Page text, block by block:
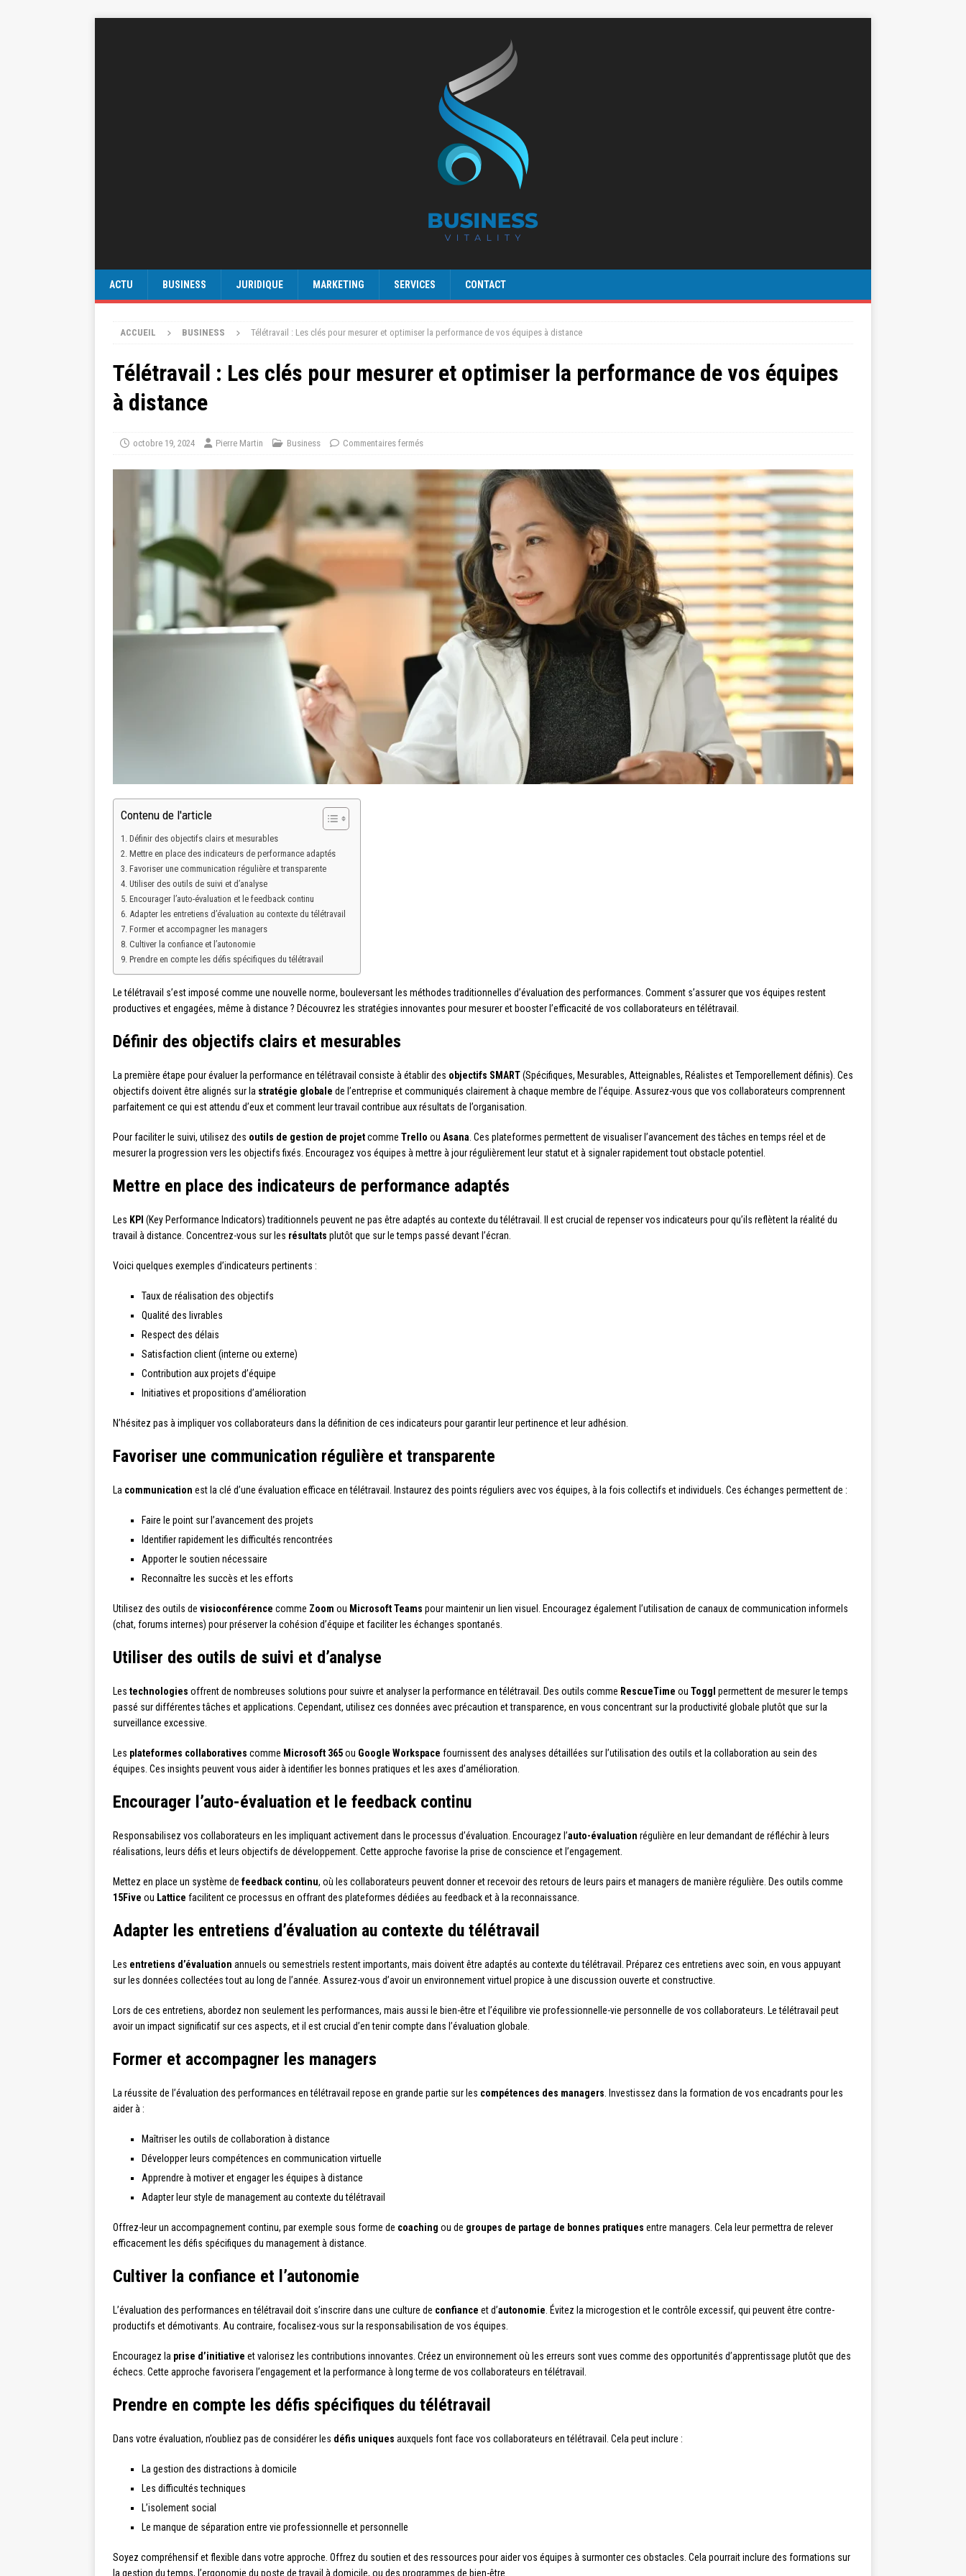
ACTU BUSINESS JURIDIQUE MARKETING SERVICES CONTACT
ACCUEIL BUSINESS Télétravail : Les clés pour mesurer et optimiser la performance de vos équipes à distance
Télétravail : Les clés pour mesurer et optimiser la performance de vos équipes
à distance
octobre 19, 2024 Pierre Martin Business Commentaires fermés
Contenu de l'article
Définir des objectifs clairs et mesurables
Mettre en place des indicateurs de performance adaptés
Favoriser une communication régulière et transparente
Utiliser des outils de suivi et d’analyse
Encourager l’auto-évaluation et le feedback continu
Adapter les entretiens d’évaluation au contexte du télétravail
Former et accompagner les managers
Cultiver la confiance et l’autonomie
Prendre en compte les défis spécifiques du télétravail
Le télétravail s’est imposé comme une nouvelle norme, bouleversant les méthodes traditionnelles d’évaluation des performances. Comment s’assurer que vos équipes restent
productives et engagées, même à distance ? Découvrez les stratégies innovantes pour mesurer et booster l’efficacité de vos collaborateurs en télétravail.
Définir des objectifs clairs et mesurables
La première étape pour évaluer la performance en télétravail consiste à établir des objectifs SMART(Spécifiques, Mesurables, Atteignables, Réalistes et Temporellement définis). Ces
objectifs doivent être alignés sur la stratégie globale de l’entreprise et communiqués clairement à chaque membre de l’équipe. Assurez-vous que vos collaborateurs comprennent
parfaitement ce qui est attendu d’eux et comment leur travail contribue aux résultats de l’organisation.
Pour faciliter le suivi, utilisez des outils de gestion de projetcomme Trello ou Asana . Ces plateformes permettent de visualiser l’avancement des tâches en temps réel et de
mesurer la progression vers les objectifs fixés. Encouragez vos équipes à mettre à jour régulièrement leur statut et à signaler rapidement tout obstacle potentiel.
Mettre en place des indicateurs de performance adaptés
Les KPI (Key Performance Indicators) traditionnels peuvent ne pas être adaptés au contexte du télétravail. Il est crucial de repenser vos indicateurs pour qu’ils reflètent la réalité du
travail à distance. Concentrez-vous sur les résultats plutôt que sur le temps passé devant l’écran.
Voici quelques exemples d’indicateurs pertinents :
Taux de réalisation des objectifs
Qualité des livrables
Respect des délais
Satisfaction client (interne ou externe)
Contribution aux projets d’équipe
Initiatives et propositions d’amélioration
N’hésitez pas à impliquer vos collaborateurs dans la définition de ces indicateurs pour garantir leur pertinence et leur adhésion.
Favoriser une communication régulière et transparente
La communication est la clé d’une évaluation efficace en télétravail. Instaurez des points réguliers avec vos équipes, à la fois collectifs et individuels. Ces échanges permettent de :
Faire le point sur l’avancement des projets
Identifier rapidement les difficultés rencontrées
Apporter le soutien nécessaire
Reconnaître les succès et les efforts
Utilisez des outils de visioconférence comme Zoom ou Microsoft Teams pour maintenir un lien visuel. Encouragez également l’utilisation de canaux de communication informels
(chat, forums internes) pour préserver la cohésion d’équipe et faciliter les échanges spontanés.
Utiliser des outils de suivi et d’analyse
Les technologies offrent de nombreuses solutions pour suivre et analyser la performance en télétravail. Des outils comme RescueTime ou Toggl permettent de mesurer le temps
passé sur différentes tâches et applications. Cependant, utilisez ces données avec précaution et transparence, en vous concentrant sur la productivité globale plutôt que sur la
surveillance excessive.
Les plateformes collaboratives comme Microsoft 365ou Google Workspace fournissent des analyses détaillées sur l’utilisation des outils et la collaboration au sein des
équipes. Ces insights peuvent vous aider à identifier les bonnes pratiques et les axes d’amélioration.
Encourager l’auto-évaluation et le feedback continu
Responsabilisez vos collaborateurs en les impliquant activement dans le processus d’évaluation. Encouragez l’auto-évaluation régulière en leur demandant de réfléchir à leurs
réalisations, leurs défis et leurs objectifs de développement. Cette approche favorise la prise de conscience et l’engagement.
Mettez en place un système de feedback continu, où les collaborateurs peuvent donner et recevoir des retours de leurs pairs et managers de manière régulière. Des outils comme
15Five ou Lattice facilitent ce processus en offrant des plateformes dédiées au feedback et à la reconnaissance.
Adapter les entretiens d’évaluation au contexte du télétravail
Les entretiens d’évaluation annuels ou semestriels restent importants, mais doivent être adaptés au contexte du télétravail. Préparez ces entretiens avec soin, en vous appuyant
sur les données collectées tout au long de l’année. Assurez-vous d’avoir un environnement virtuel propice à une discussion ouverte et constructive.
Lors de ces entretiens, abordez non seulement les performances, mais aussi le bien-être et l’équilibre vie professionnelle-vie personnelle de vos collaborateurs. Le télétravail peut
avoir un impact significatif sur ces aspects, et il est crucial d’en tenir compte dans l’évaluation globale.
Former et accompagner les managers
La réussite de l’évaluation des performances en télétravail repose en grande partie sur les compétences des managers . Investissez dans la formation de vos encadrants pour les
aider à :
Maîtriser les outils de collaboration à distance
Développer leurs compétences en communication virtuelle
Apprendre à motiver et engager les équipes à distance
Adapter leur style de management au contexte du télétravail
Offrez-leur un accompagnement continu, par exemple sous forme de coaching ou de groupes de partage de bonnes pratiques entre managers. Cela leur permettra de relever
efficacement les défis spécifiques du management à distance.
Cultiver la confiance et l’autonomie
L’évaluation des performances en télétravail doit s’inscrire dans une culture de confiance et d’autonomie . Évitez la microgestion et le contrôle excessif, qui peuvent être contre-
productifs et démotivants. Au contraire, focalisez-vous sur la responsabilisation de vos équipes.
Encouragez la prise d’initiative et valorisez les contributions innovantes. Créez un environnement où les erreurs sont vues comme des opportunités d’apprentissage plutôt que des
échecs. Cette approche favorisera l’engagement et la performance à long terme de vos collaborateurs en télétravail.
Prendre en compte les défis spécifiques du télétravail
Dans votre évaluation, n’oubliez pas de considérer les défis uniques auxquels font face vos collaborateurs en télétravail. Cela peut inclure :
La gestion des distractions à domicile
Les difficultés techniques
L’isolement social
Le manque de séparation entre vie professionnelle et personnelle
Soyez compréhensif et flexible dans votre approche. Offrez du soutien et des ressources pour aider vos équipes à surmonter ces obstacles. Cela pourrait inclure des formations sur
la gestion du temps, l’ergonomie du poste de travail à domicile, ou des programmes de bien-être.